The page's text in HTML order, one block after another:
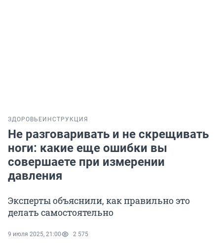
ЗДОРОВЬЕ ИНСТРУКЦИЯ
Не разговаривать и не скрещивать
ноги: какие еще ошибки вы
совершаете при измерении
давления
Эксперты объяснили, как правильно это
делать самостоятельно
9 июля 2025, 21:00 2 575